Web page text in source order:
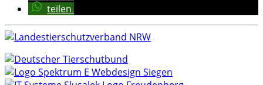
teilen